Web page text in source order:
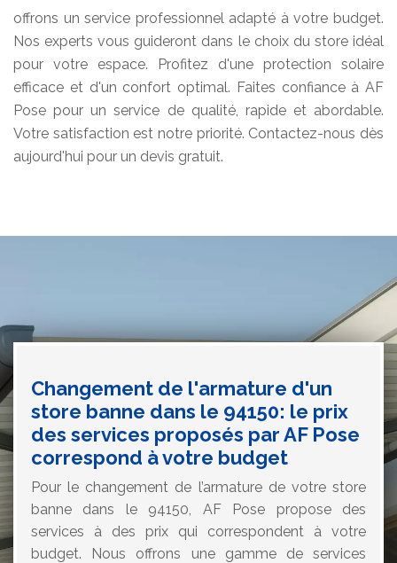
offrons un service professionnel adapté à votre budget.
Nos experts vous guideront dans le choix du store idéal
pour votre espace. Profitez d'une protection solaire
efficace et d'un confort optimal. Faites confiance à AF
Pose pour un service de qualité, rapide et abordable.
Votre satisfaction est notre priorité. Contactez-nous dès
aujourd'hui pour un devis gratuit.
Changement de l'armature d'un
store banne dans le 94150: le prix
des services proposés par AF Pose
correspond à votre budget
Pour le changement de l’armature de votre store
banne dans le 94150, AF Pose propose des
services à des prix qui correspondent à votre
budget. Nous offrons une gamme de services